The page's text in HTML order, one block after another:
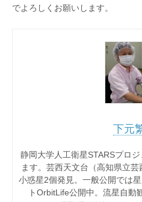
でよろしくお願いします。
下元
静岡大学人工衛星STARSプロ
ます。芸西天文台（高知県立芸
小惑星2個発見。一般公開では
トOrbitLife公開中。流星自動